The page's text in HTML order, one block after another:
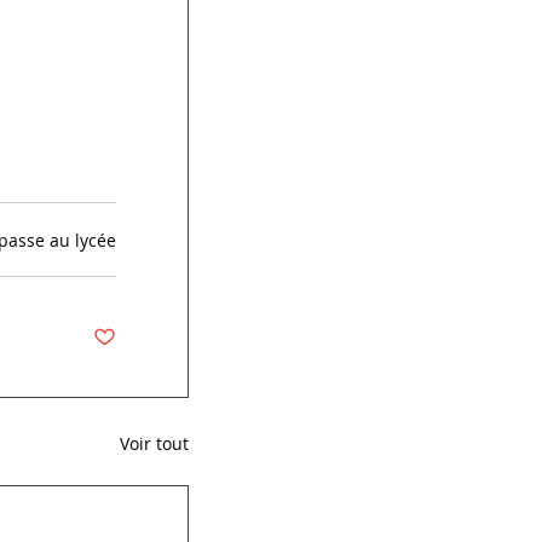
au lycée
Voir tout